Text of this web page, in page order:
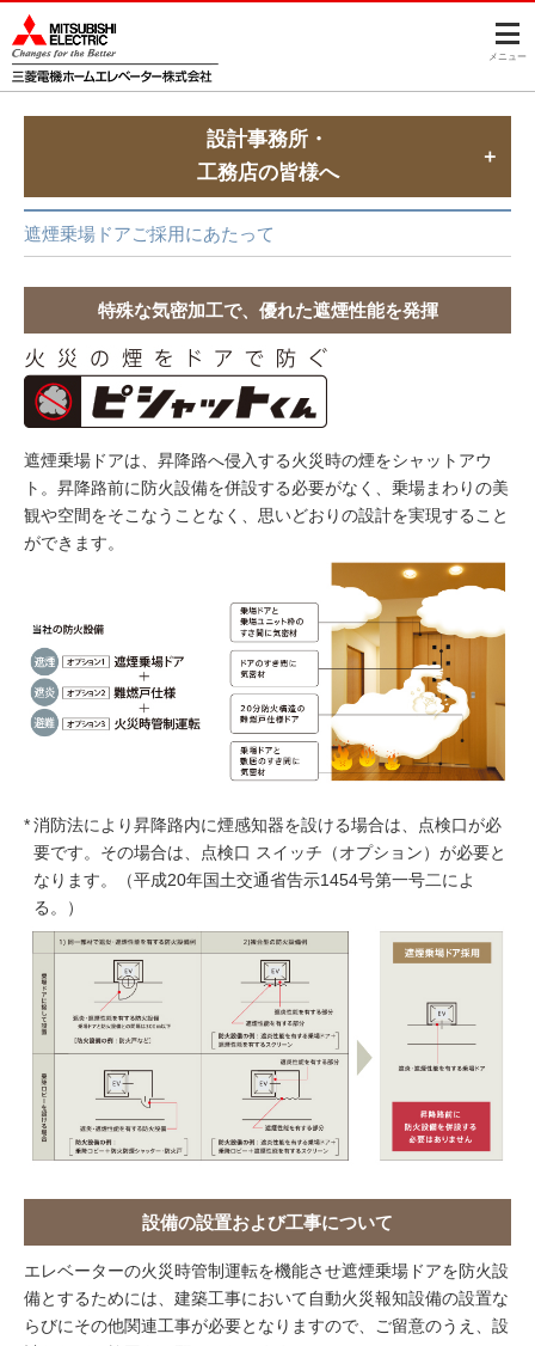
メニュー
設計事務所・
工務店の皆様へ
遮煙乗場ドアご採用にあたって
特殊な気密加工で、優れた遮煙性能を発揮
遮煙乗場ドアは、昇降路へ侵入する火災時の煙をシャットアウ
ト。昇降路前に防火設備を併設する必要がなく、乗場まわりの美
観や空間をそこなうことなく、思いどおりの設計を実現すること
ができます。
*消防法により昇降路内に煙感知器を設ける場合は、点検口が必
要です。その場合は、点検口 スイッチ（オプション）が必要と
なります。（平成20年国土交通省告示1454号第一号二によ
る。）
設備の設置および工事について
エレベーターの火災時管制運転を機能させ遮煙乗場ドアを防火設
備とするためには、建築工事において自動火災報知設備の設置な
らびにその他関連工事が必要となりますので、ご留意のうえ、設